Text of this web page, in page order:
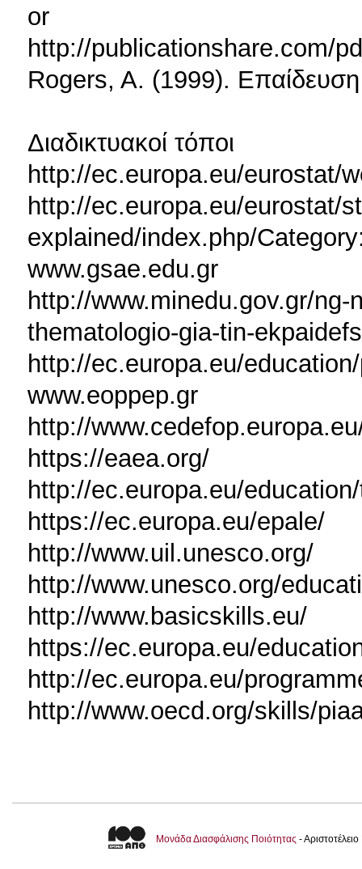
or
http://publicationshare.com/
Rogers, A. (1999).
Διαδικτυακοί τόποι
http://ec.europa.eu/eurostat/
http://ec.europa.eu/eurostat/
explained/index.php/
www.gsae.edu.gr
http://www.minedu.gov.gr/
thematologio-gia-tin-
http://ec.europa.eu/
www.eoppep.gr
http://
https://eaea.org/
http://ec.europa.eu/
https://ec.europa.eu/epale/
http://www.uil.unesco.org/
http://www.unesco.org/
http://www.basicskills.eu/
https://ec.europa.eu/
http://ec.europa.eu/
http://www.oecd.org/skills/
Μονάδα Διασφάλισης Ποιότητας -